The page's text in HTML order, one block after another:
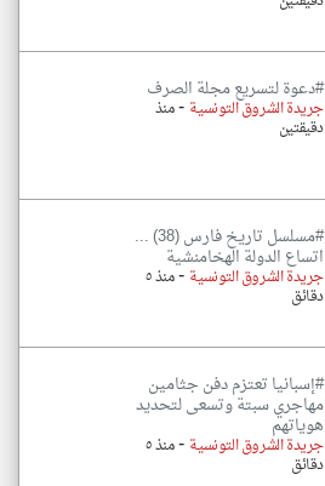
#دعوة لتسريع مجلة الصرف
جريدة الشروق التونسية -منذ
دقيقتين
#مسلسل تاريخ فارس (38) ...
اتساع الدولة الهخامنشية
جريدة الشروق التونسية - منذ ٥
دقائق
#إسبانيا تعتزم دفن جثامين
مهاجري سبتة وتسعى لتحديد
هوياتهم
جريدة الشروق التونسية - منذ ٥
دقائق